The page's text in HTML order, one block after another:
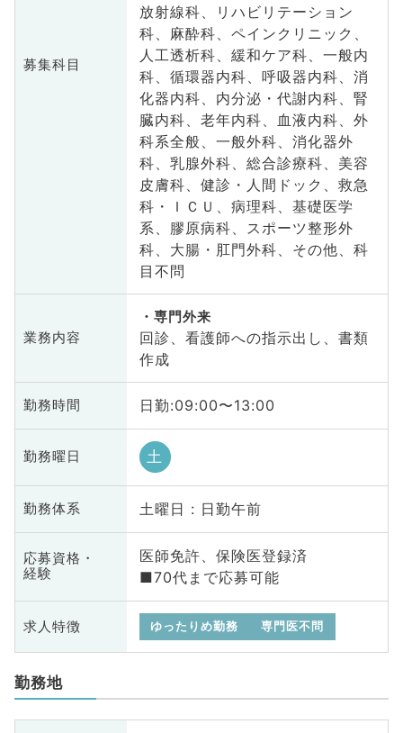
募集科目
放射線科、リハビリテーション
科、麻酔科、ペインクリニック、
人工透析科、緩和ケア科、一般内
科、循環器内科、呼吸器内科、消
化器内科、内分泌・代謝内科、腎
臓内科、老年内科、血液内科、外
科系全般、一般外科、消化器外
科、乳腺外科、総合診療科、美容
皮膚科、健診・人間ドック、救急
科・ＩＣＵ、病理科、基礎医学
系、膠原病科、スポーツ整形外
科、大腸・肛門外科、その他、科
目不問
業務内容
専門外来
回診、看護師への指示出し、書類
作成
勤務時間 日勤:09:00〜13:00
勤務曜日 土
勤務体系 土曜日 : 日勤午前
応募資格・
経験
医師免許、保険医登録済
■70代まで応募可能
求人特徴 ゆったりめ勤務 専門医不問
勤務地